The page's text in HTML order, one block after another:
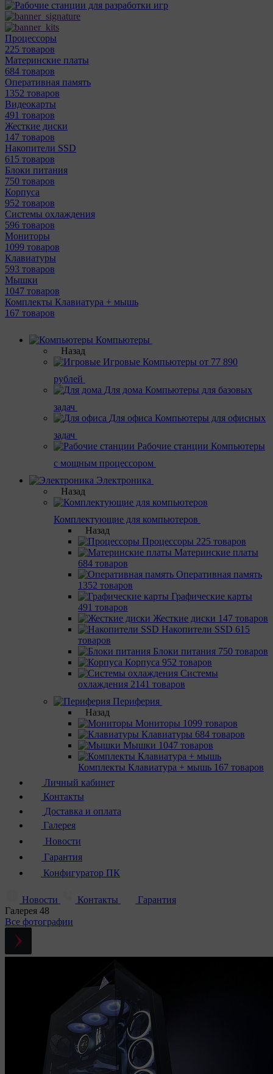
Процессоры
225 товаров
Материнcкие платы
684 товаров
Оперативная память
1352 товаров
Видеокарты
491 товаров
Жесткие диски
147 товаров
Накопители SSD
615 товаров
Блоки питания
750 товаров
Корпуса
952 товаров
Системы охлаждения
596 товаров
Мониторы
1099 товаров
Клавиатуры
593 товаров
Мышки
1047 товаров
Комплекты Клавиатура + мышь
167 товаров
Компьютеры
Назад
Игровые Компьютеры от 77 890
рублей
Для дома Компьютеры для базовых
задач
Для офиса Компьютеры для офисных
задач
Рабочие станции Компьютеры
с мощным процессором
Электроника
Назад
Комплектующие для компьютеров
Назад
Процессоры 225 товаров
Материнcкие платы
684 товаров
Оперативная память
1352 товаров
Графические карты
491 товаров
Жесткие диски 147 товаров
Накопители SSD 615
товаров
Блоки питания 750 товаров
Корпуса 952 товаров
Системы
охлаждения 2141 товаров
Периферия
Назад
Мониторы 1099 товаров
Клавиатуры 684 товаров
Мышки 1047 товаров
Комплекты Клавиатура + мышь 167 товаров
Личный кабинет
Контакты
Доставка и оплата
Галерея
Новости
Гарантия
Конфигуратор ПК
Новости Контакты
Гарантия
Галерея 48
Все фотографии